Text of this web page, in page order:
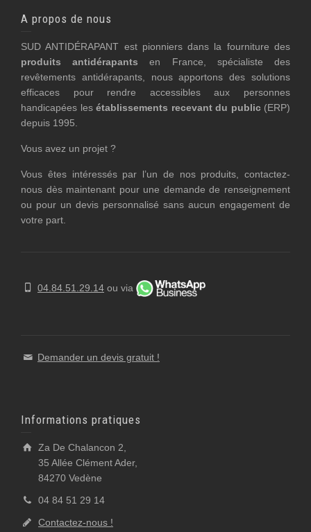
A propos de nous
SUD ANTIDÉRAPANT est pionniers dans la fourniture des
produits antidérapants en France, spécialiste des
revêtements antidérapants, nous apportons des solutions
efficaces pour rendre accessibles aux personnes
handicapées les établissements recevant du public(ERP)
depuis 1995.
Vous avez un projet ?
Vous êtes intéressés par l’un de nos produits, contactez-
nous dès maintenant pour une demande de renseignement
ou pour un devis personnalisé sans aucun engagement de
votre part.
04.84.51.29.14 ou via
Demander un devis gratuit !
Informations pratiques
Za De Chalancon 2,
35 Allée Clément Ader,
84270 Vedène
04 84 51 29 14
Contactez-nous !